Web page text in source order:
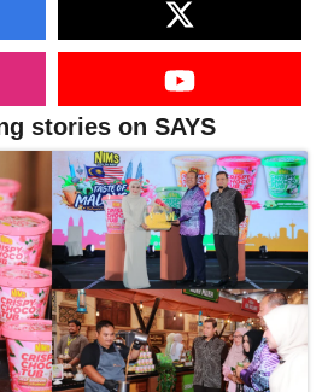
stories on SAYS